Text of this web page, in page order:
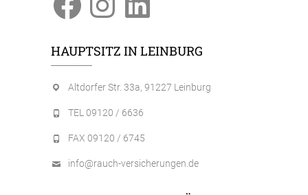
HAUPTSITZ IN LEINBURG
Altdorfer Str. 33a, 91227 Leinburg
TEL 09120 / 6636
FAX 09120 / 6745
info@rauch-versicherungen.de